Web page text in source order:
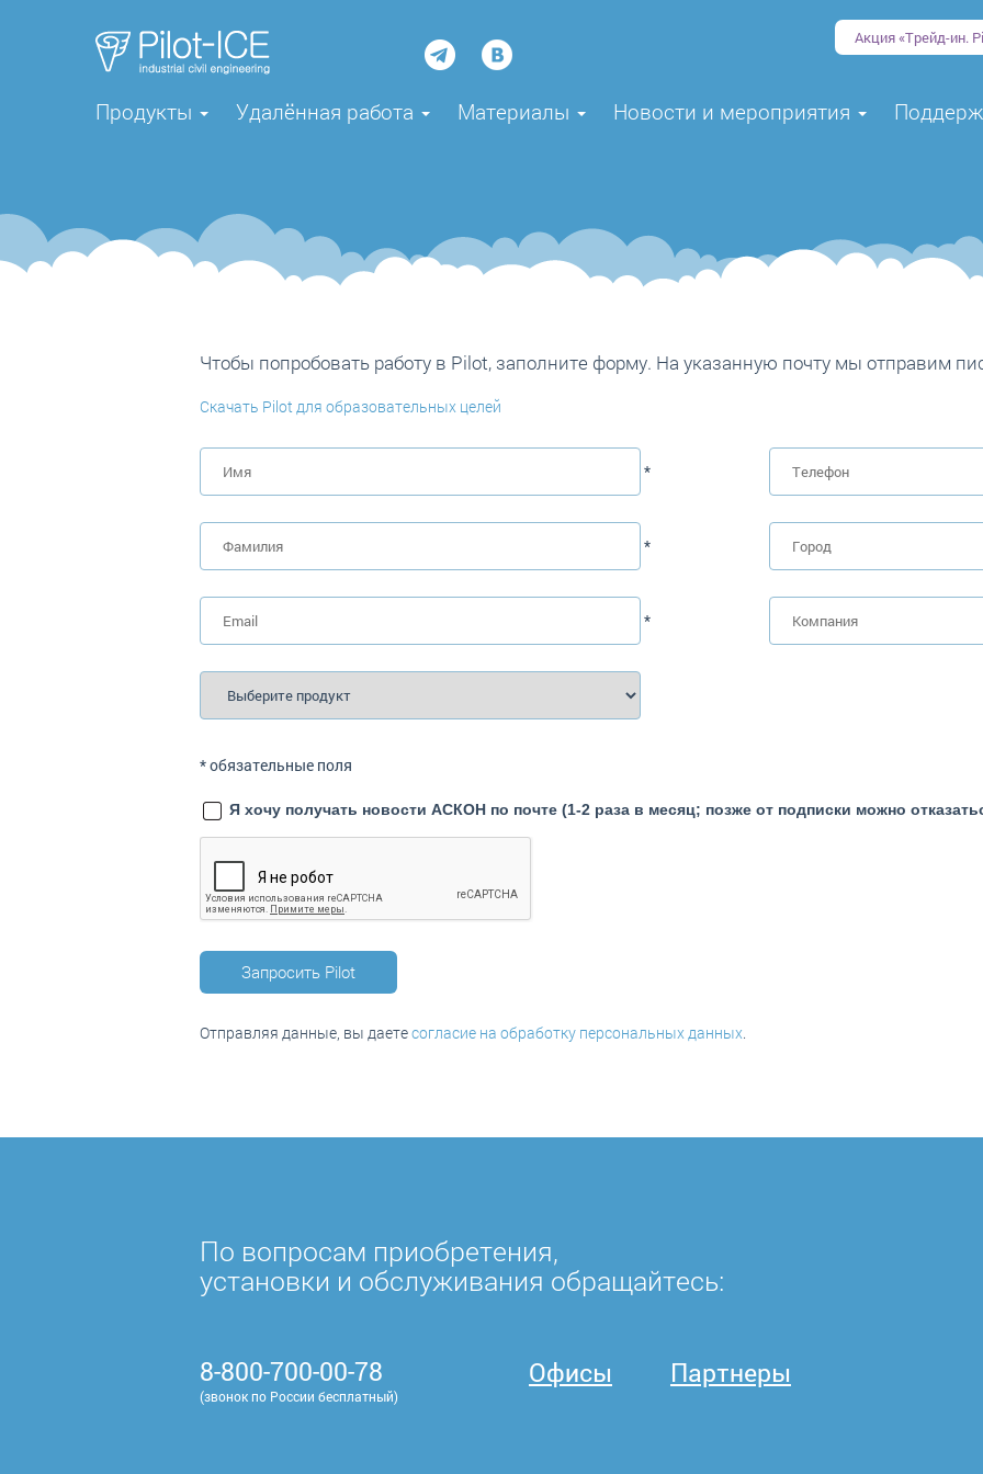
Акция «Трейд-ин.
Продукты Удалённая работа Материалы Новости и мероприятия
Чтобы попробовать работу в Pilot, заполните форму. На указанную почту мы отправим
Скачать Pilot для образовательных целей
*
*
*
*обязательные поля
Я хочу получать новости АСКОН по почте (1-2 раза в месяц; позже от подписки можно
Отправляя данные, вы даетесогласие на обработку персональных данных
По вопросам приобретения,
установки и обслуживания обращайтесь:
8-800-700-00-78
(звонок по России бесплатный)
Офисы Партнеры